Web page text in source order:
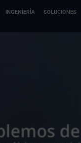
INGENIERÍA SOLUCIONES